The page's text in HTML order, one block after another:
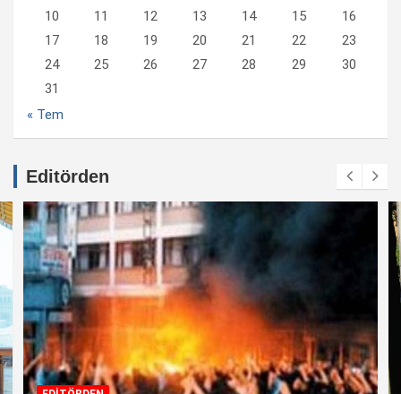
10
11 12 13 14 15
16
17
18 19 20 21 22
23
24
25 26 27 28 29
30
31
« Tem
Editörden